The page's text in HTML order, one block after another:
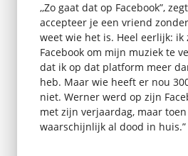
,,Zo gaat dat op Facebook”,
accepteer je een vriend
weet wie het is. Heel eerlijk: ik
Facebook om mijn muziek te
dat ik op dat platform meer
heb. Maar wie heeft er nou
niet. Werner werd op zijn
met zijn verjaardag, maar
waarschijnlijk al dood in huis.”